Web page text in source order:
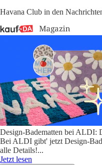
Havana Club in den
Design-Badematten bei ALDI:
Bei ALDI gibt' jetzt Design-
alle Details!...
Jetzt lesen